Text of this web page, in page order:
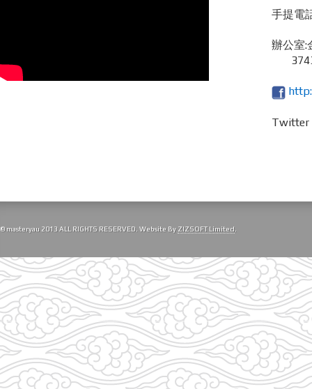
手提電
辦公室:
© masteryau 2013 ALL RIGHTS RESERVED. Website By ZIZSOFT Limited